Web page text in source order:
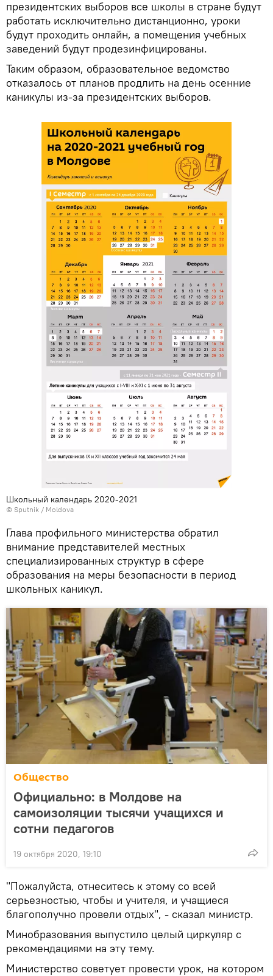
президентских выборов все школы в стране будут
работать исключительно дистанционно, уроки
будут проходить онлайн, а помещения учебных
заведений будут продезинфицированы.
Таким образом, образовательное ведомство
отказалось от планов продлить на день осенние
каникулы из-за президентских выборов.
Школьный календарь 2020-2021
© Sputnik / Moldova
Глава профильного министерства обратил
внимание представителей местных
специализированных структур в сфере
образования на меры безопасности в период
школьных каникул.
Общество
Официально: в Молдове на
самоизоляции тысячи учащихся и
сотни педагогов
19 октября 2020, 19:10
"Пожалуйста, отнеситесь к этому со всей
серьезностью, чтобы и учителя, и учащиеся
благополучно провели отдых", - сказал министр.
Минобразования выпустило целый циркуляр с
рекомендациями на эту тему.
Министерство советует провести урок, на котором